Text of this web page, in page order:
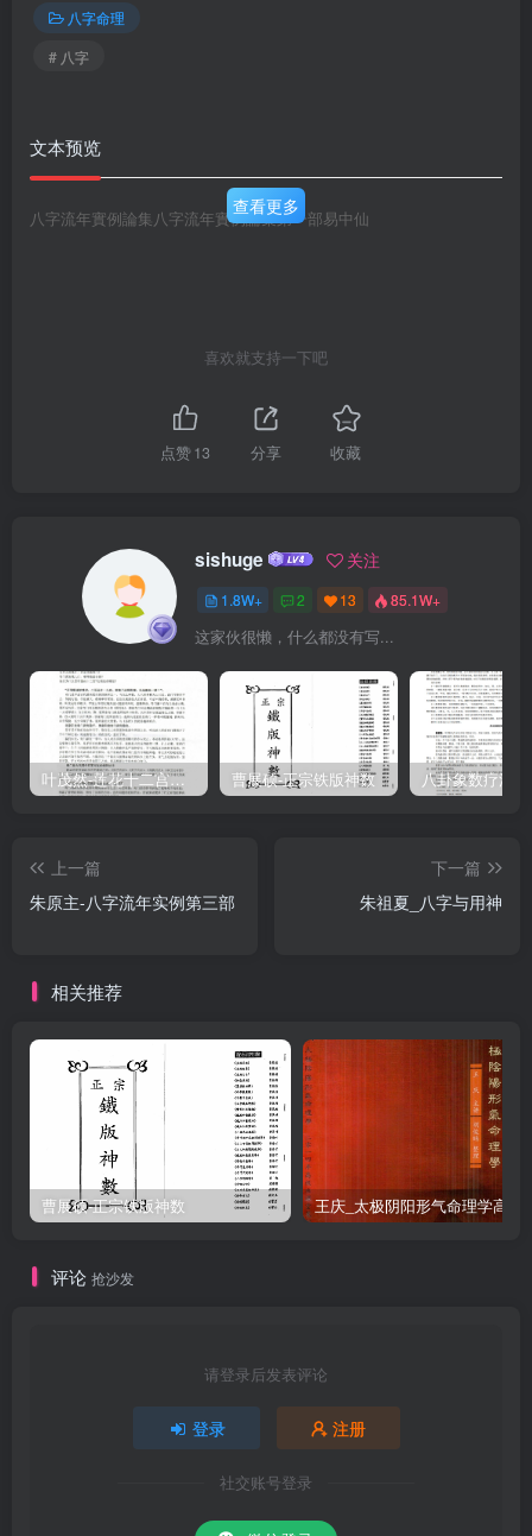
八字命理
# 八字
文本预览
八字流年實例論集八字流年實例論集第一部易中仙
查看更多
喜欢就支持一下吧
点赞13 分享 收藏
sishuge 关注
1.8W+ 2 13 85.1W+
这家伙很懒，什么都没有写...
叶茂然-莲花十二宫佛家奇门面授及答疑 曹展硕-正宗铁版神数
上一篇
朱原主-八字流年实例第三部
下一篇
朱祖夏_八字与用神
相关推荐
曹展硕-正宗铁版神数
评论 抢沙发
请登录后发表评论
登录 注册
社交账号登录